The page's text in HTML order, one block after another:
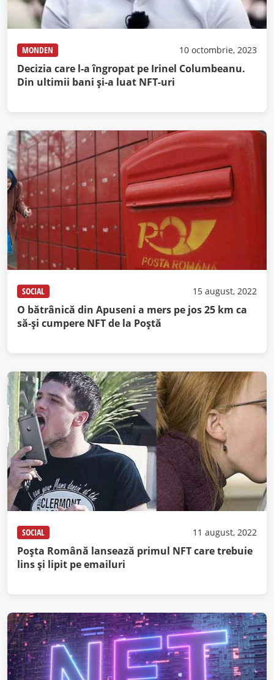
MONDEN 10 octombrie, 2023
Decizia care l-a îngropat pe Irinel Columbeanu.
Din ultimii bani și-a luat NFT-uri
SOCIAL 15 august, 2022
O bătrânică din Apuseni a mers pe jos 25 km ca
să-și cumpere NFT de la Poștă
SOCIAL 11 august, 2022
Poşta Română lansează primul NFT care trebuie
lins şi lipit pe emailuri